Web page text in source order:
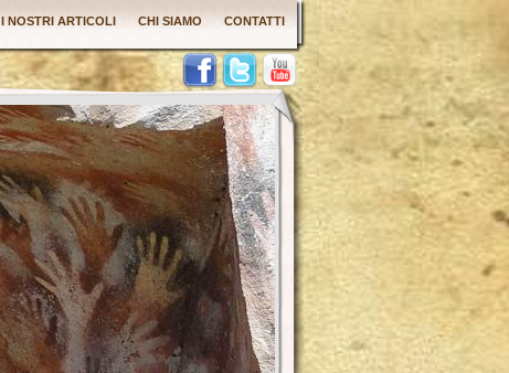
I NOSTRI ARTICOLI CHI SIAMO CONTATTI